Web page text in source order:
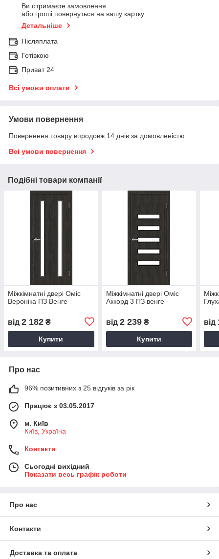
Ви отримаєте замовлення
або гроші повернуться на вашу картку
Детальніше
Післяплата
Готівкою
Приват 24
Всі умови оплати
Умови повернення
Повернення товару впродовж 14 днів за домовленістю
Всі умови повернення
Подібні товари компанії
Міжкімнатні двері Оміс
Вероніка ПЗ Венге
від 2 182 ₴
Купити
Міжкімнатні двері Оміс
Аккорд 3 ПЗ венге
від 2 239₴
Купити
від
Про нас
96% позитивних з 25 відгуків за рік
Працює з 03.05.2017
м. Київ
Київ, Україна
Контакти
Сьогодні вихідний
Показати весь графік роботи
Про нас
Контакти
Доставка та оплата